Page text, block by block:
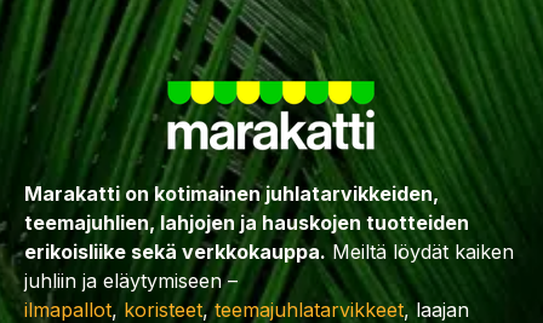
Marakatti on kotimainen juhlatarvikkeiden,
teemajuhlien, lahjojen ja hauskojen tuotteiden
erikoisliike sekä verkkokauppa. Meiltä löydät kaiken
juhliin ja eläytymiseen –
ilmapallot, koristeet,teemajuhlatarvikkeet, laajan